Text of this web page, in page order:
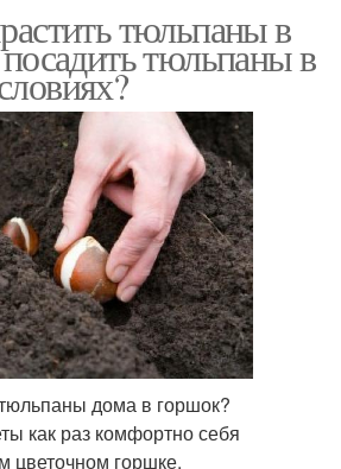
тюльпаны в
тюльпаны в
дома в горшок?
как раз комфортно себя
цветочном горшке.